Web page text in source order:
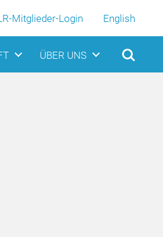
Mitglieder-Login English
ÜBER UNS